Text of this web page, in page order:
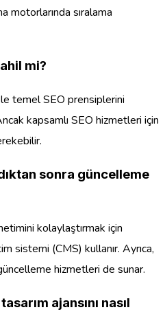
motorlarında sıralama
mi?
temel SEO prensiplerini
kapsamlı SEO hizmetleri için
sonra güncelleme
kolaylaştırmak için
sistemi (CMS) kullanır. Ayrıca,
hizmetleri de sunar.
ajansını nasıl